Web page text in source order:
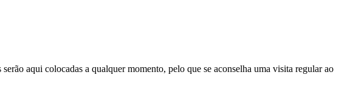
aqui colocadas a qualquer momento, pelo que se aconselha uma visita regular ao